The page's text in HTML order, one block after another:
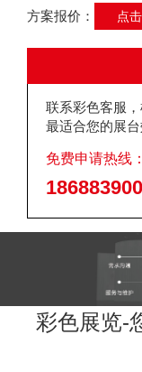
方案报价：
点
联系彩色客服
最适合您的展
免费申请热线：
彩色展览-